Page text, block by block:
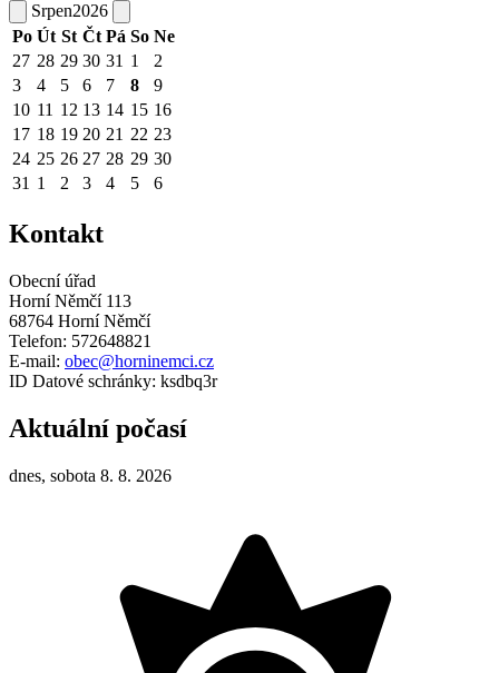
Srpen2026
Po Út St Čt Pá So Ne
27 28 29 30 31 1
2
3
4 5 6 7 8
9
10 11 12 13 14 15 16
17 18 19 20 21 22 23
24 25 26 27 28 29 30
31 1 2 3 4 5 6
Kontakt
Obecní úřad
Horní Němčí 113
68764 Horní Němčí
Telefon: 572648821
E-mail: obec@horninemci.cz
ID Datové schránky: ksdbq3r
Aktuální počasí
dnes, sobota 8. 8. 2026